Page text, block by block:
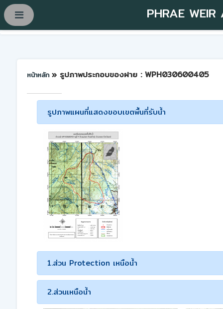
PHRAE WEIR
หน้าหลัก » รูปภาพประกอบของฝาย : WPH030600405
รูปภาพแผนที่แสดงขอบเขตพื้นที่รับน้ำ
1.ส่วน Protection เหนือน้ำ
2.ส่วนเหนือน้ำ